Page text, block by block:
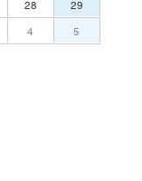
28
29
4
5